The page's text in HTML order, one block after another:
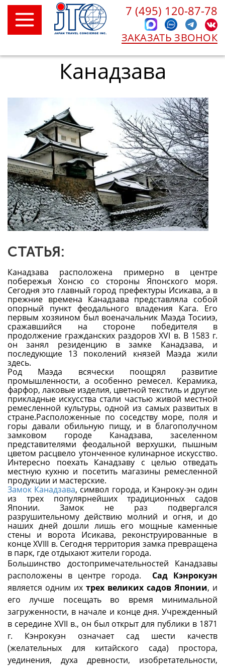
7 (495) 120-87-78
ЗАКАЗАТЬ ЗВОНОК
Канадзава
СТАТЬЯ:
Канадзава расположена примерно в центре
побережья Хонсю со стороны Японского моря.
Сегодня это главный город префектуры Исикава, а в
прежние времена Канадзава представляла собой
опорный пункт феодального владения Кага. Его
первым хозяином был военачальник Маэда Тосииэ,
сражавшийся на стороне победителя в
продолжение гражданских раздоров XVI в. В 1583 г.
он занял резиденцию в замке Канадзава, и
последующие 13 поколений князей Маэда жили
здесь.
Род Маэда всячески поощрял развитие
промышленности, а особенно ремесел. Керамика,
фарфор, лаковые изделия, цветной текстиль и другие
прикладные искусства стали частью живой местной
ремесленной культуры, одной из самых развитых в
стране.Расположенные по соседству море, поля и
горы давали обильную пищу, и в благополучном
замковом городе Канадзава, заселенном
представителями феодальной верхушки, пышным
цветом расцвело утонченное кулинарное искусство.
Интересно поехать Канадзаву с целью отведать
местную кухню и посетить магазины ремесленной
продукции и мастерские.
Замок Канадзава, символ города, и Кэнроку-эн один
из трех популярнейших традиционных садов
Японии. Замок не раз подвергался
разрушительному действию молний и огня, и до
наших дней дошли лишь его мощные каменные
стены и ворота Исикава, реконструированные в
конце XVIII в. Сегодня территория замка превращена
в парк, где отдыхают жители города.
Большинство достопримечательностей Канадзавы
расположены в центре города. Сад Кэнрокуэн
является одним их трех великих садов Японии, и
его лучше посещать во время минимальной
загруженности, в начале и конце дня. Учрежденный
в середине XVII в., он был открыт для публики в 1871
г. Кэнрокуэн означает сад шести качеств
(желательных для китайского сада) простора,
уединения, духа древности, изобретательности,